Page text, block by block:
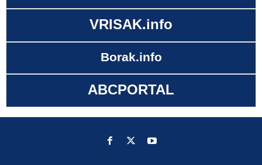
VRISAK.info
Borak.info
ABCPORTAL